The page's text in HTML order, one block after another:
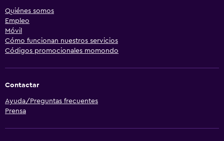
Quiénes somos
Empleo
Móvil
Cómo funcionan nuestros servicios
Códigos promocionales momondo
Contactar
Ayuda/Preguntas frecuentes
Prensa